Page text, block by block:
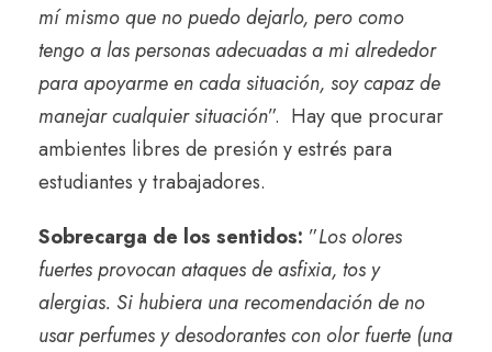
mí mismo que no puedo dejarlo, pero como
tengo a las personas adecuadas a mi alrededor
para apoyarme en cada situación, soy capaz de
manejar cualquier situación”. Hay que procurar
ambientes libres de presión y estrés para
estudiantes y trabajadores.
Sobrecarga de los sentidos: ”Los olores
fuertes provocan ataques de asfixia, tos y
alergias. Si hubiera una recomendación de no
usar perfumes y desodorantes con olor fuerte (una